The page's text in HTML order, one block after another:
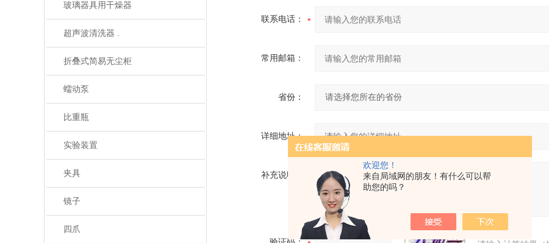
欢迎您！
来自局域网的朋友！有什么可以帮
助您的吗？
玻璃器具用干燥器
超声波清洗器 .
折叠式简易无尘柜
蠕动泵
比重瓶
实验装置
夹具
镜子
四爪
联系电话：
常用邮箱：
省份：
详细地址：
补充说明：